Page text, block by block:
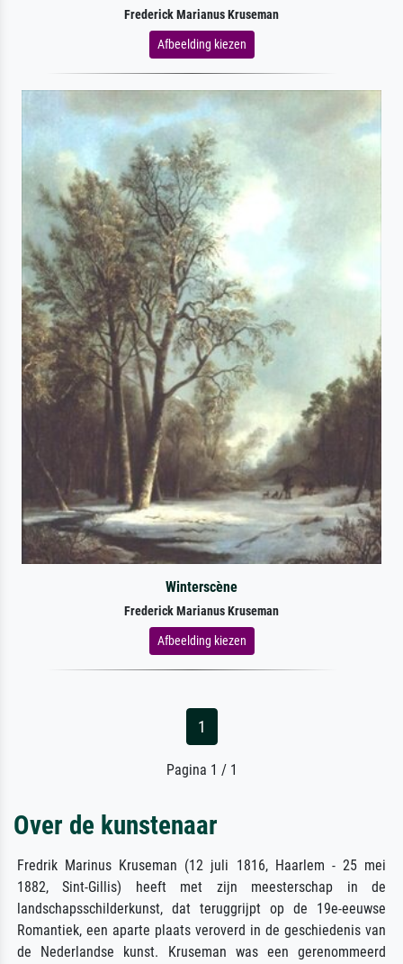
Frederick Marianus Kruseman
Afbeelding kiezen
Winterscène
Frederick Marianus Kruseman
Afbeelding kiezen
1
Pagina 1 / 1
Over de kunstenaar
Fredrik Marinus Kruseman (12 juli 1816, Haarlem - 25 mei
1882, Sint-Gillis) heeft met zijn meesterschap in de
landschapsschilderkunst, dat teruggrijpt op de 19e-eeuwse
Romantiek, een aparte plaats veroverd in de geschiedenis van
de Nederlandse kunst. Kruseman was een gerenommeerd